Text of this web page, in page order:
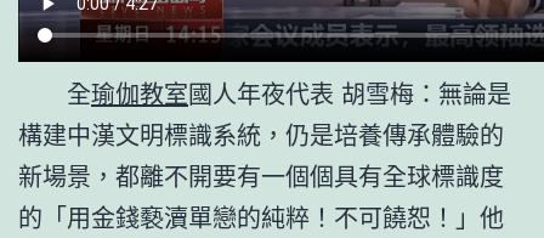
全瑜伽教室國人年夜代表 胡雪梅：無論是
構建中漢文明標識系統，仍是培養傳承體驗的
新場景，都離不開要有一個個具有全球標識度
的「用金錢褻瀆單戀的純粹！不可饒恕！」他